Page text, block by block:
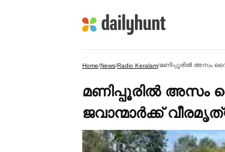
Home/News/Radio Keralam/മണിപ്പൂരില്‍ അസം
മണിപ്പൂരില്‍ അസം
ജവാന്മാര്‍ക്ക്